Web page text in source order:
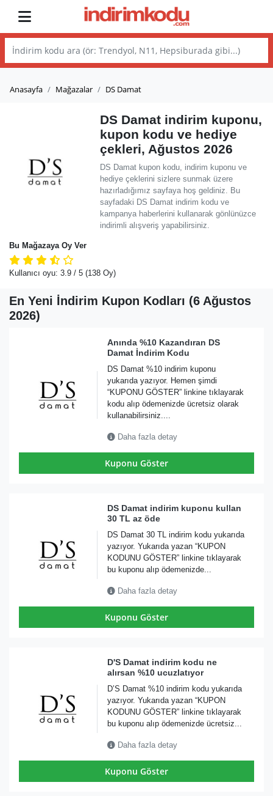
Anasayfa Mağazalar DS Damat
Bu Mağazaya Oy Ver
Kullanıcı oyu: 3.9 / 5 (138 Oy)
DS Damat indirim kuponu,
kupon kodu ve hediye
çekleri, Ağustos 2026
DS Damat kupon kodu, indirim kuponu ve
hediye çeklerini sizlere sunmak üzere
hazırladığımız sayfaya hoş geldiniz. Bu
sayfadaki DS Damat indirim kodu ve
kampanya haberlerini kullanarak gönlünüzce
indirimli alışveriş yapabilirsiniz.
En Yeni İndirim Kupon Kodları (6 Ağustos
2026)
Anında %10 Kazandıran DS
Damat İndirim Kodu
DS Damat %10 indirim kuponu
yukarıda yazıyor. Hemen şimdi
“KUPONU GÖSTER” linkine tıklayarak
kodu alıp ödemenizde ücretsiz olarak
kullanabilirsiniz....
Daha fazla detay
Kuponu Göster
DS Damat indirim kuponu kullan
30 TL az öde
DS Damat 30 TL indirim kodu yukarıda
yazıyor. Yukarıda yazan “KUPON
KODUNU GÖSTER” linkine tıklayarak
bu kuponu alıp ödemenizde...
Daha fazla detay
Kuponu Göster
D'S Damat indirim kodu ne
alırsan %10 ucuzlatıyor
D’S Damat %10 indirim kodu yukarıda
yazıyor. Yukarıda yazan “KUPON
KODUNU GÖSTER” linkine tıklayarak
bu kuponu alıp ödemenizde ücretsiz...
Daha fazla detay
Kuponu Göster